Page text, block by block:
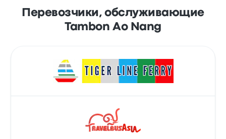
Перевозчики, обслуживающие
Tambon Ao Nang